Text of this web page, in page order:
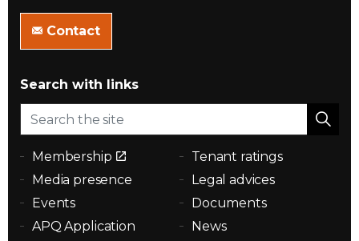
Contact
Search with links
Membership
Tenant ratings
Media presence
Legal advices
Events
Documents
APQ Application
News